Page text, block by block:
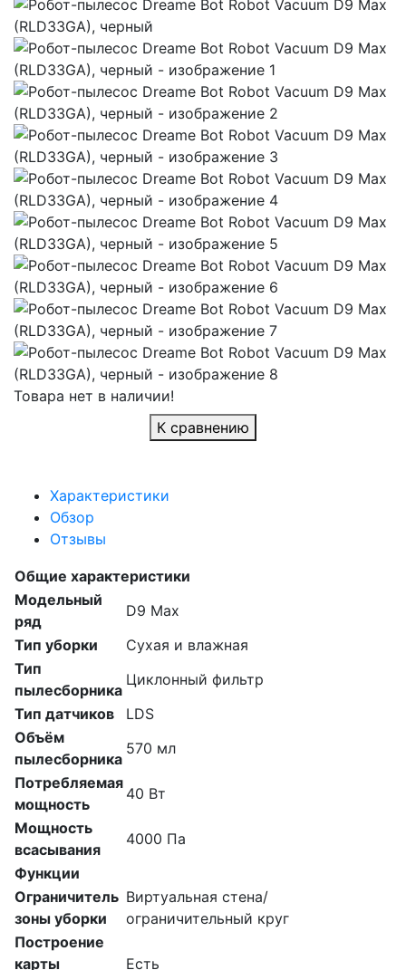
Товара нет в наличии!
К сравнению
Характеристики
Обзор
Отзывы
Общие характеристики
Модельный
ряд
D9 Max
Тип уборки
Сухая и влажная
Тип
пылесборника
Циклонный фильтр
Тип датчиков
LDS
Объём
пылесборника
570 мл
Потребляемая
мощность
40 Вт
Мощность
всасывания
4000 Па
Функции
Ограничитель
зоны уборки
Виртуальная стена/
ограничительный круг
Построение
карты
Есть